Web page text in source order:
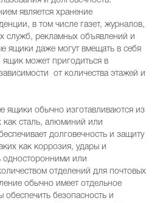
является хранение
в том числе газет, журналов,
служб, рекламных объявлений и
ящики даже могут вмещать в себя
может пригодиться в
от количества этажей и
ящики обычно изготавливаются из
как сталь, алюминий или
долговечность и защиту
как коррозия, удары и
односторонними или
отделений для почтовых
обычно имеет отдельное
обеспечить безопасность и